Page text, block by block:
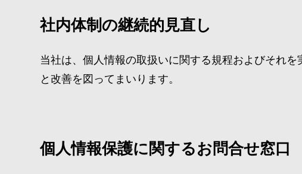
社内体制の継続的見直し
当社は、個人情報の取扱いに関する規程およびそれ
と改善を図ってまいります。
個人情報保護に関するお問合せ窓口